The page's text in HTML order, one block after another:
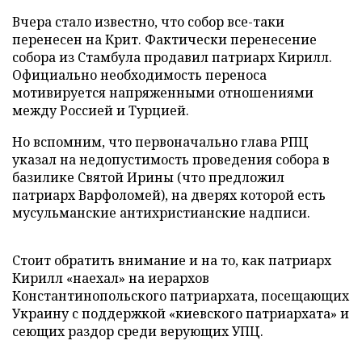
Вчера стало известно, что собор все-таки
перенесен на Крит. Фактически перенесение
собора из Стамбула продавил патриарх Кирилл.
Официально необходимость переноса
мотивируется напряженными отношениями
между Россией и Турцией.
Но вспомним, что первоначально глава РПЦ
указал на недопустимость проведения собора в
базилике Святой Ирины (что предложил
патриарх Варфоломей), на дверях которой есть
мусульманские антихристианские надписи.
Стоит обратить внимание и на то, как патриарх
Кирилл «наехал» на иерархов
Константинопольского патриархата, посещающих
Украину с поддержкой «киевского патриархата» и
сеющих раздор среди верующих УПЦ.